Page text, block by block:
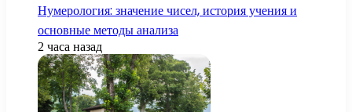
Нумерология: значение чисел, история учения и
основные методы анализа
2 часа назад